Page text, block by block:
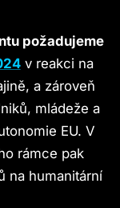
požadujeme
v reakci na
a zároveň
mládeže a
EU. V
rámce pak
na humanitární